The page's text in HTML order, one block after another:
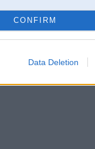
CONFIRM
Data Deletion